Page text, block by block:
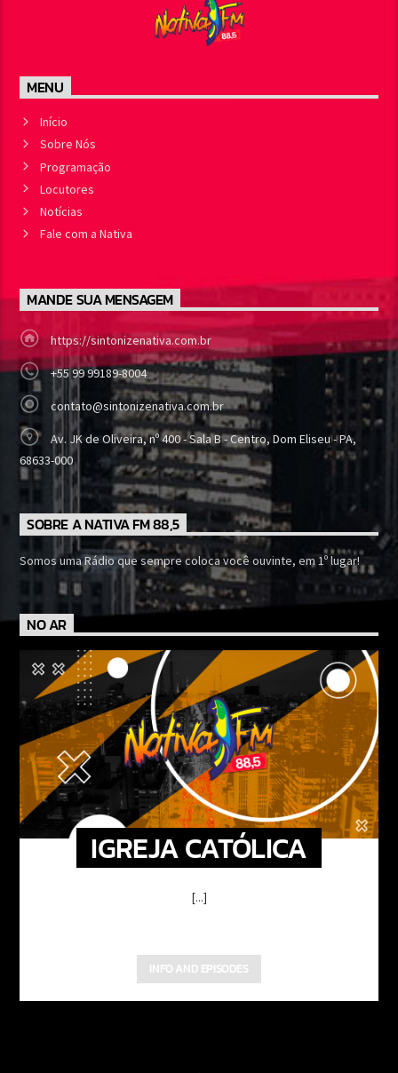
MENU
Início
Sobre Nós
Programação
Locutores
Notícias
Fale com a Nativa
MANDE SUA MENSAGEM
https://sintonizenativa.com.br
+55 99 99189-8004
contato@sintonizenativa.com.br
Av. JK de Oliveira, nº 400 - Sala B - Centro, Dom Eliseu - PA,
68633-000
SOBRE A NATIVA FM 88,5
Somos uma Rádio que sempre coloca você ouvinte, em 1º lugar!
NO AR
IGREJA CATÓLICA
[...]
INFO AND EPISODES